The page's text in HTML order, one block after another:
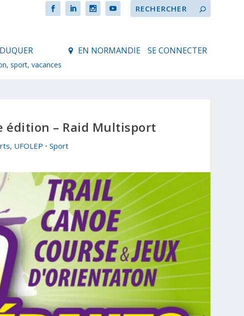
sport, vacances
EN NORMANDIE SE CONNECTER
édition – Raid Multisport
UFOLEP •Sport